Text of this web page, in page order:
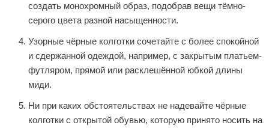
создать монохромный образ, подобрав вещи тёмно-
серого цвета разной насыщенности.
Узорные чёрные колготки сочетайте с более спокойной
и сдержанной одеждой, например, с закрытым платьем-
футляром, прямой или расклешённой юбкой длины
миди.
Ни при каких обстоятельствах не надевайте чёрные
колготки с открытой обувью, которую принято носить на